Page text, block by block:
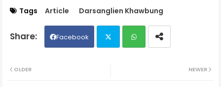
Tags Article Darsanglien Khawbung
Facebook
NEWER
OLDER